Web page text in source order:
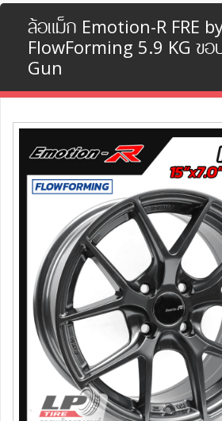
ล้อแม็ก Emotion-R FRE
FlowForming 5.9 KG ข
Gun